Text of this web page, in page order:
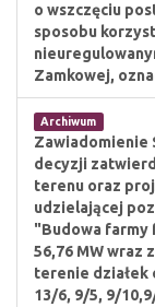
o wszczęciu
sposobu
Zamkowej,
Archiwum
Zawiadomienie
decyzji
terenu oraz
udzielającej
"Budowa farmy
56,76 MW wraz
terenie działek
13/6, 9/5, 9/